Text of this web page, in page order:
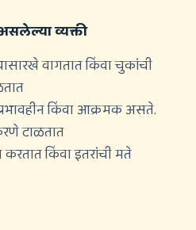
व्यक्ती
वागतात किंवा चुकांची
किंवा आक्रमक असते.
टाळतात
करतात किंवा इतरांची मते